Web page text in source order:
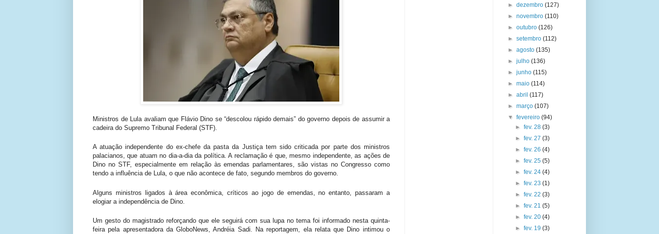
Ministros de Lula avaliam que Flávio Dino se “descolou rápido demais” do governo depois de assumir a
cadeira do Supremo Tribunal Federal (STF).
A atuação independente do ex-chefe da pasta da Justiça tem sido criticada por parte dos ministros
palacianos, que atuam no dia-a-dia da política. A reclamação é que, mesmo independente, as ações de
Dino no STF, especialmente em relação às emendas parlamentares, são vistas no Congresso como
tendo a influência de Lula, o que não acontece de fato, segundo membros do governo.
Alguns ministros ligados à área econômica, críticos ao jogo de emendas, no entanto, passaram a
elogiar a independência de Dino.
Um gesto do magistrado reforçando que ele seguirá com sua lupa no tema foi informado nesta quinta-
feira pela apresentadora da GloboNews, Andréia Sadi. Na reportagem, ela relata que Dino intimou o
►dezembro(127)
►novembro(110)
►outubro(126)
►setembro(112)
►agosto(135)
►julho(136)
►junho(115)
►maio(114)
►abril(117)
►março(107)
▼fevereiro(94)
► fev. 28 (3)
► fev. 27 (3)
► fev. 26 (4)
► fev. 25 (5)
► fev. 24 (4)
► fev. 23 (1)
► fev. 22 (3)
► fev. 21 (5)
► fev. 20 (4)
► fev. 19 (3)